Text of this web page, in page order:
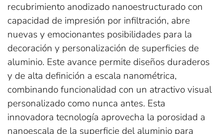
recubrimiento anodizado nanoestructurado con
capacidad de impresión por infiltración, abre
nuevas y emocionantes posibilidades para la
decoración y personalización de superficies de
aluminio. Este avance permite diseños duraderos
y de alta definición a escala nanométrica,
combinando funcionalidad con un atractivo visual
personalizado como nunca antes. Esta
innovadora tecnología aprovecha la porosidad a
nanoescala de la superficie del aluminio para